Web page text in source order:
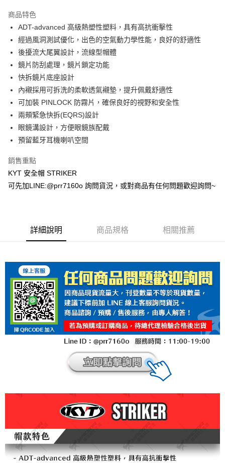
ATM付款
運送方式
全家取貨付款(安全帽一頂以上請選宅配)
每筆NT$60，滿NT$1,000(含以上)免運費
免運/全家超商取貨付款(安全帽一頂以上請選宅配)
免運費
7-11取貨付款(安全帽一頂以上請選宅配)
每筆NT$60，滿NT$1,000(含以上)免運費
免運/7-11超商取貨付款(安全帽一頂以上請選宅配)
免運費
商品特色
ADT-advanced 高級熱塑性塑料，具有高抗衝擊性
經過風洞測試優化，出色的空氣動力學性能，良好的舒適性
後擾流大尾翼設計，流線型帽體
鏡片防刮處理，鏡片鎖定功能
快拆鏡片底座設計
內襯採用可拆洗的柔軟透氣襯墊，提升佩戴舒適性
可加裝 PINLOCK 防霧片，確保良好的視野和安全性
兩頰緊急快拆(EQRS)設計
眼鏡溝設計，方便眼鏡族配戴
預留藍牙耳機喇叭空間
銷售重點
KYT 安全帽 STRIKER
可先加LINE:@prr7160o 詢問貨況，或對商品有任何問題歡迎詢問~
詳細說明 商品規格 相關推薦